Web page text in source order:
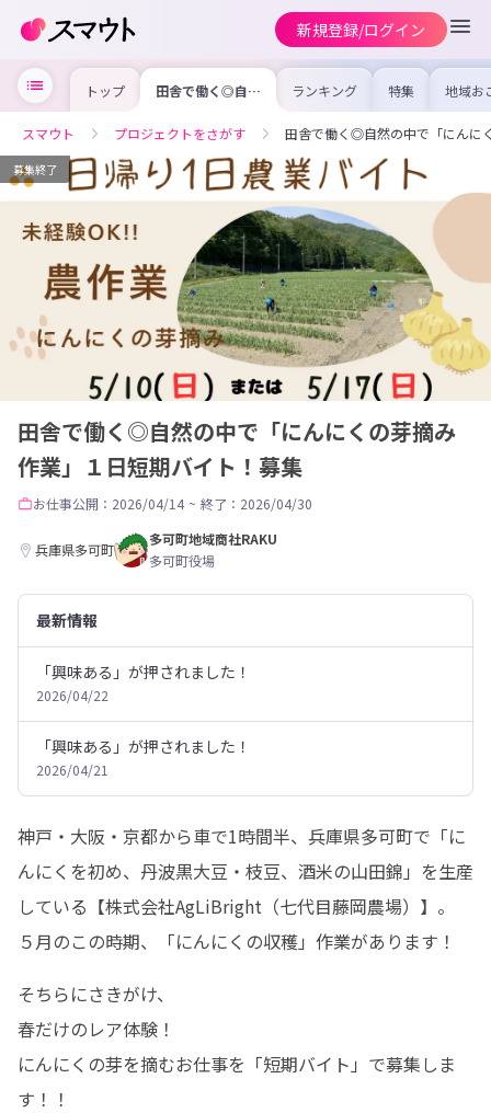
新規登録/ログイン
トップ 田舎で働く◎自然
の中で「にんにく
日短期バイト！募
集
ランキング 特集 地域お
の求
を集め
事内容
を比較
スマウト プロジェクトをさがす 田舎で働く◎自然の中で「にんに
募集終了
田舎で働く◎自然の中で「にんにくの芽摘み
作業」１日短期バイト！募集
お仕事公開：2026/04/14 ~ 終了：2026/04/30
兵庫県多可町
多可町地域商社RAKU
多可町役場
最新情報
「興味ある」が押されました！
2026/04/22
「興味ある」が押されました！
2026/04/21
神戸・大阪・京都から車で1時間半、兵庫県多可町で「に
んにくを初め、丹波黒大豆・枝豆、酒米の山田錦」を生産
している【株式会社AgLiBright（七代目藤岡農場）】。
５月のこの時期、「にんにくの収穫」作業があります！
そちらにさきがけ、
春だけのレア体験！
にんにくの芽を摘むお仕事を「短期バイト」で募集しま
す！！